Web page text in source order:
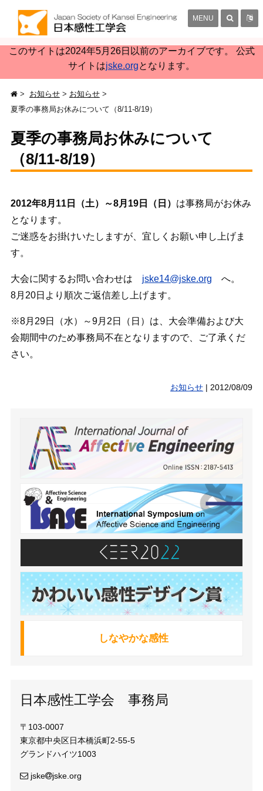
このサイトは2024年5月26日以前のアーカイブです。 公式
サイトはjske.orgとなります。
MENU
お知らせ
お知らせ
夏季の事務局お休みについて（8/11-8/19）
夏季の事務局お休みについて
（8/11-8/19）
2012年8月11日（土）～8月19日（日） は事務局がお休み
となります。
ご迷惑をお掛けいたしますが、宜しくお願い申し上げま
す。
大会に関するお問い合わせは jske14@jske.org へ。
8月20日より順次ご返信差し上げます。
※8月29日（水）～9月2日（日）は、大会準備および大
会期間中のため事務局不在となりますので、ご了承くだ
さい。
お知らせ |2012/08/09
しなやかな感性
日本感性工学会 事務局
〒103-0007
東京都中央区日本橋浜町2-55-5
グランドハイツ1003
jske jske.org